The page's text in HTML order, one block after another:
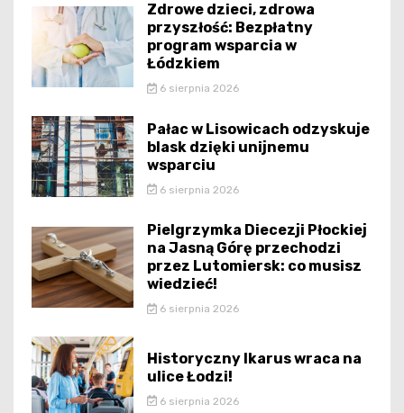
Zdrowe dzieci, zdrowa
przyszłość: Bezpłatny
program wsparcia w
Łódzkiem
6 sierpnia 2026
Pałac w Lisowicach odzyskuje
blask dzięki unijnemu
wsparciu
6 sierpnia 2026
Pielgrzymka Diecezji Płockiej
na Jasną Górę przechodzi
przez Lutomiersk: co musisz
wiedzieć!
6 sierpnia 2026
Historyczny Ikarus wraca na
ulice Łodzi!
6 sierpnia 2026